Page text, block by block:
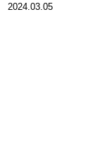
2024.03.05